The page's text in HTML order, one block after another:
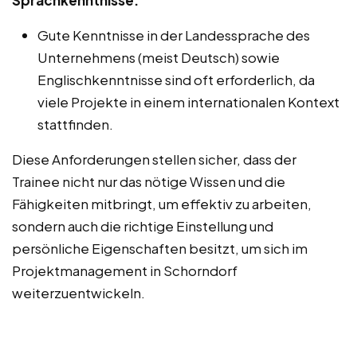
Gute Kenntnisse in der Landessprache des
Unternehmens (meist Deutsch) sowie
Englischkenntnisse sind oft erforderlich, da
viele Projekte in einem internationalen Kontext
stattfinden.
Diese Anforderungen stellen sicher, dass der
Trainee nicht nur das nötige Wissen und die
Fähigkeiten mitbringt, um effektiv zu arbeiten,
sondern auch die richtige Einstellung und
persönliche Eigenschaften besitzt, um sich im
Projektmanagement in Schorndorf
weiterzuentwickeln.